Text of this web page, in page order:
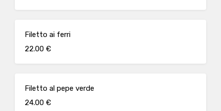
Filetto ai ferri
22.00 €
Filetto al pepe verde
24.00 €